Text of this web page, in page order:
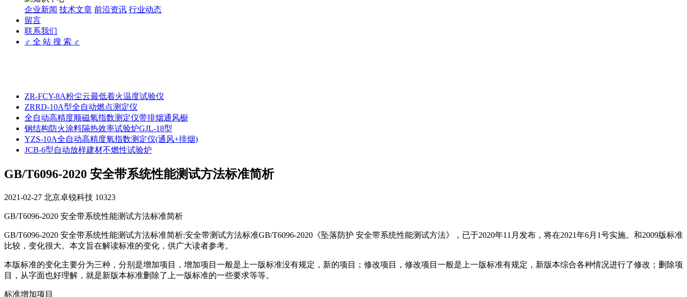
企业新闻 技术文章 前沿资讯 行业动态
留言
联系我们
♂ 全 站 搜 索 ♂
ZR-FCY-8A粉尘云最低着火温度试验仪
ZRRD-10A型全自动燃点测定仪
全自动高精度顺磁氧指数测定仪带排烟通风橱
钢结构防火涂料隔热效率试验炉GJL-18型
YZS-10A全自动高精度氧指数测定仪(通风+排烟)
JCB-6型自动放样建材不燃性试验炉
GB/T6096-2020 安全带系统性能测试方法标准简析
2021-02-27 北京卓锐科技 10323
GB/T6096-2020 安全带系统性能测试方法标准简析
GB/T6096-2020 安全带系统性能测试方法标准简析:安全带测试方法标准GB/T6096-2020《坠落防护 安全带系统性能测试方法》，已于2020年11月发布，将在2021年6月1号实施。和2009版标准
比较，变化很大。本文旨在解读标准的变化，供广大读者参考。
本版标准的变化主要分为三种，分别是增加项目，增加项目一般是上一版标准没有规定，新的项目；修改项目，修改项目一般是上一版标准有规定，新版本综合各种情况进行了修改；删除项
目，从字面也好理解，就是新版本标准删除了上一版标准的一些要求等等。
标准增加项目